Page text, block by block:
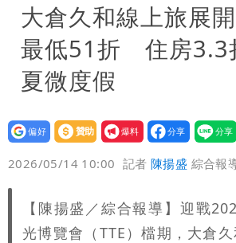
驚：戰局變五五波
白海豚颱風攪局父親節！
紫」
女律師詐慈濟10億 坐擁
接案！同業酸：我輩楷模
明金成離世留下雙胞胎
段對話催淚
演習登場！搭雙鐵、航班
看
慈濟遭詐10.6億！網紅揪
重」 1細節避而不談
蔣萬安民調只贏5％「現
大倉久和線上旅展
最低51折 住房3.3
夏微度假
設為
贊助
我要
爆料
2026/05/14 10:00 記者陳揚盛 綜合報
【陳揚盛／綜合報導】迎戰
光博覽會（TTE）檔期，大倉